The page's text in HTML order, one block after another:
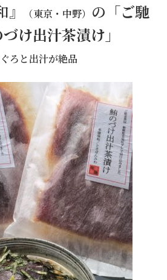
（東京・中野） の「ご馳
け出汁茶漬け」
ぐろと出汁が絶品